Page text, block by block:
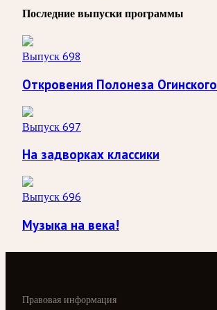
Последние выпуски программы
Выпуск 698
Откровения Полонеза Огинского
Выпуск 697
На задворках классики
Выпуск 696
Музыка на века!
Правовая информация